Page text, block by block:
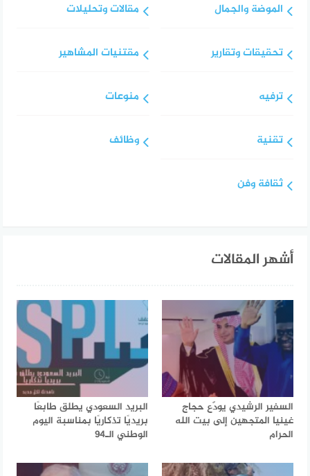
الموضة والجمال
تحقيقات وتقارير
ترفيه
تقنية
ثقافة وفن
مقالات وتحليلات
مقتنيات المشاهير
منوعات
وظائف
أشهر المقالات
السفير الرشيدي يودّع حجاج
غينيا المتجهين إلى بيت الله
الحرام
البريد السعودي يطلق طابعًا
بريديًا تذكاريًا بمناسبة اليوم
الوطني الـ94